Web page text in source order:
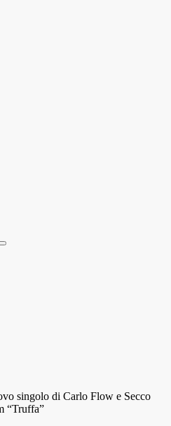
singolo di Carlo Flow e Secco
“Truffa”